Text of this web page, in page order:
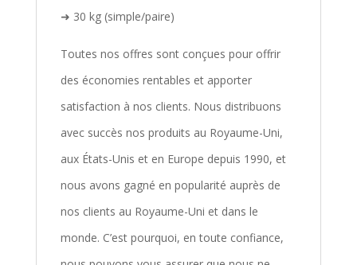
➜ 30 kg (simple/paire)
Toutes nos offres sont conçues pour offrir
des économies rentables et apporter
satisfaction à nos clients. Nous distribuons
avec succès nos produits au Royaume-Uni,
aux États-Unis et en Europe depuis 1990, et
nous avons gagné en popularité auprès de
nos clients au Royaume-Uni et dans le
monde. C’est pourquoi, en toute confiance,